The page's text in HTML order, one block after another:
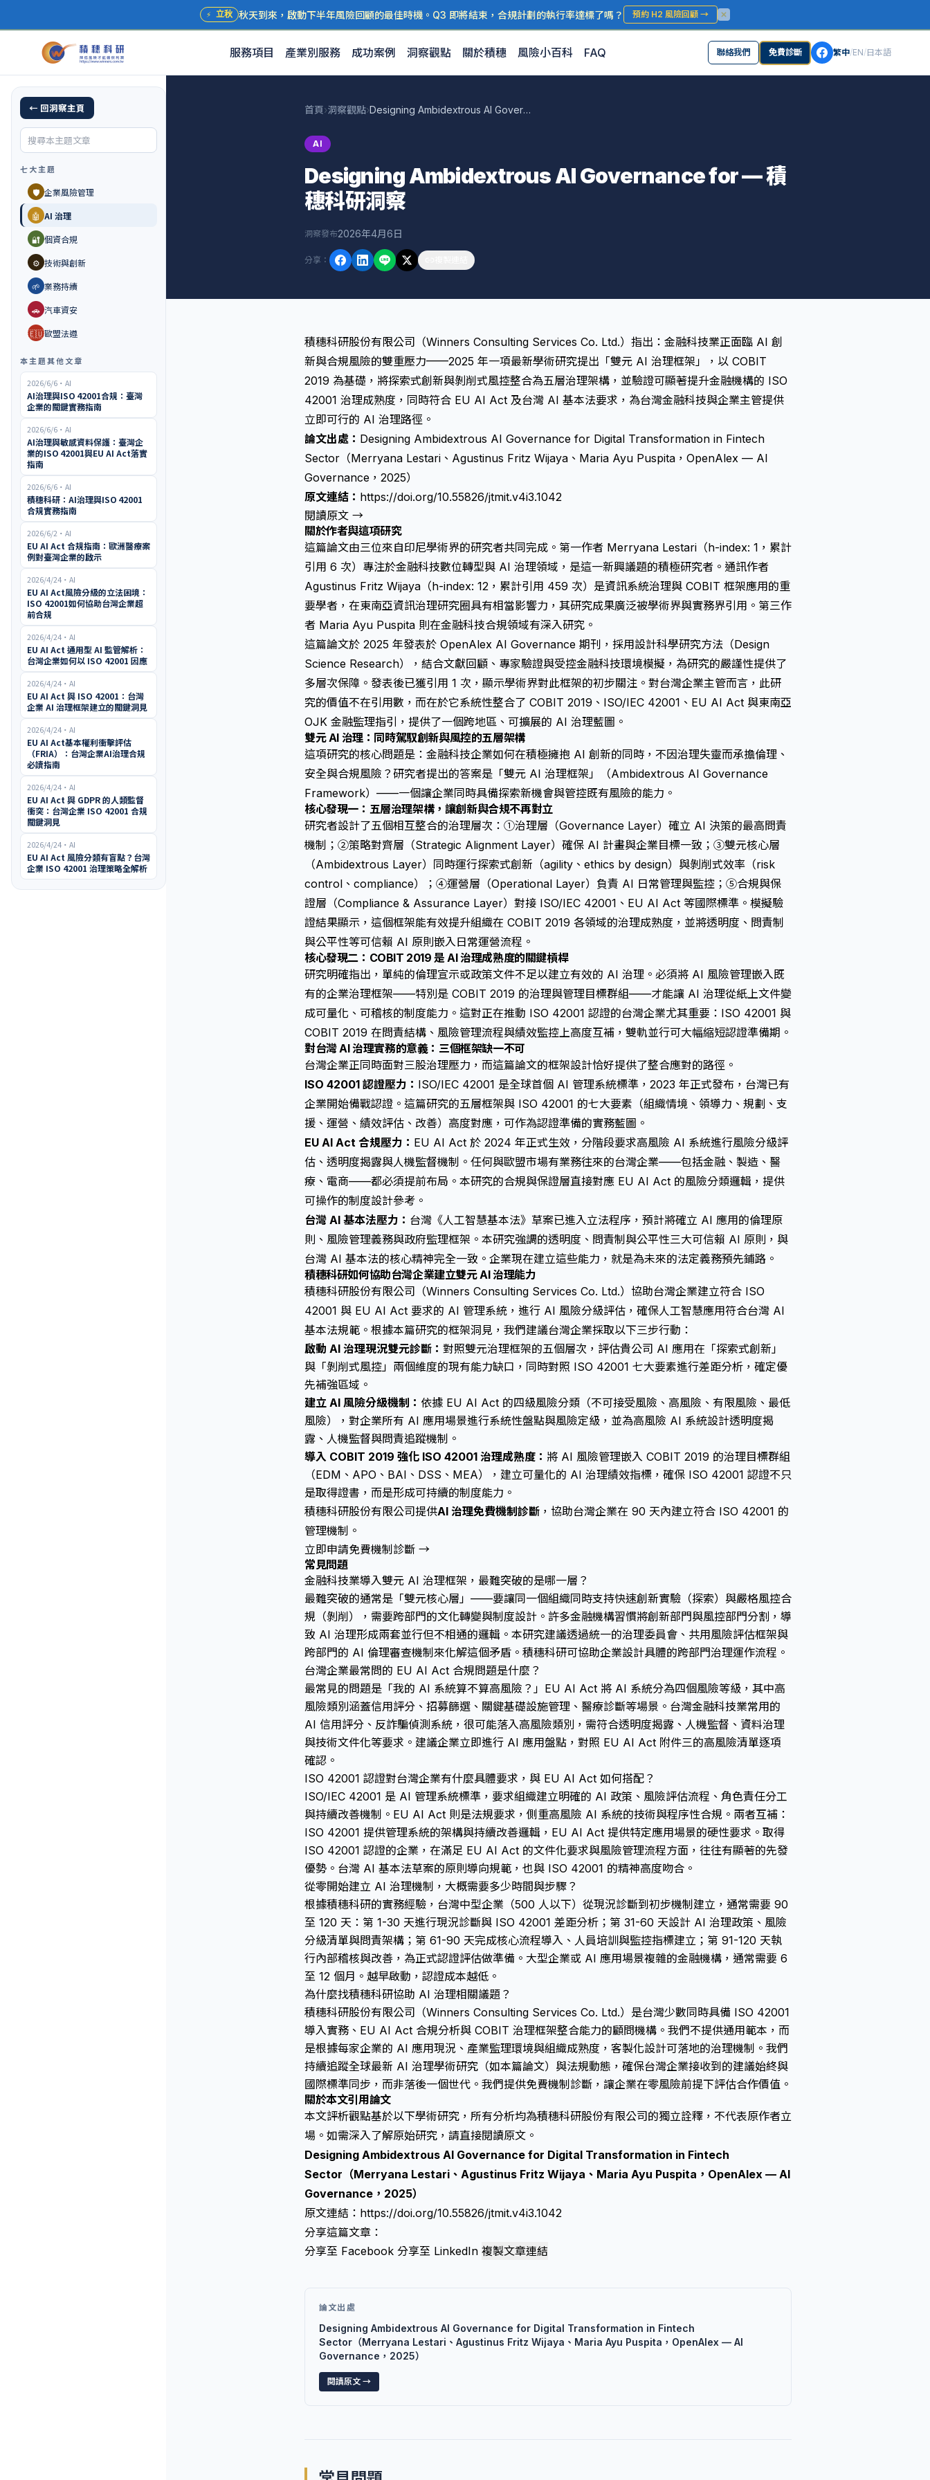
⚡ 立秋 秋天到來，啟動下半年風險回顧的最佳時機。Q3 即將結束，合規計劃的執行率達標了嗎？ 預約 H2 風險回顧 →
服務項目 產業別服務 成功案例 洞察觀點 關於積穗 風險小百科 FAQ 聯絡我們 免費診斷 繁中/EN/日本語
← 回洞察主頁
七大主題
🛡️ 企業風險管理
🤖 AI 治理
🔐 個資合規
⚙️ 技術與創新
🌱 業務持續
🚗 汽車資安
🇪🇺歐盟法遵
本主題其他文章
2026/6/6 ・ AI
AI治理與ISO 42001合規：臺灣
企業的關鍵實務指南
2026/6/6 ・ AI
AI治理與敏感資料保護：臺灣企
業的ISO 42001與EU AI Act落實
指南
2026/6/6 ・ AI
積穗科研：AI治理與ISO 42001
合規實務指南
2026/6/2 ・ AI
EU AI Act 合規指南：歐洲醫療案
例對臺灣企業的啟示
2026/4/24 ・ AI
EU AI Act風險分級的立法困境：
ISO 42001如何協助台灣企業超
前合規
2026/4/24 ・ AI
EU AI Act 通用型 AI 監管解析：
台灣企業如何以 ISO 42001 因應
2026/4/24 ・ AI
EU AI Act 與 ISO 42001：台灣
企業 AI 治理框架建立的關鍵洞見
2026/4/24 ・ AI
EU AI Act基本權利衝擊評估
（FRIA）：台灣企業AI治理合規
必讀指南
2026/4/24 ・ AI
EU AI Act 與 GDPR 的人類監督
衝突：台灣企業 ISO 42001 合規
關鍵洞見
2026/4/24 ・ AI
EU AI Act 風險分類有盲點？台灣
企業 ISO 42001 治理策略全解析
首頁›洞察觀點› Designing Ambidextrous AI Governance for — 積穗科研洞察
AI
Designing Ambidextrous AI Governance for — 積
穗科研洞察
洞察發布2026年4月6日
分享 ：
積穗科研股份有限公司（Winners Consulting Services Co. Ltd.）指出：金融科技業正面臨 AI 創
新與合規風險的雙重壓力——2025 年一項最新學術研究提出「雙元 AI 治理框架」，以 COBIT
2019 為基礎，將探索式創新與剝削式風控整合為五層治理架構，並驗證可顯著提升金融機構的 ISO
42001 治理成熟度，同時符合 EU AI Act 及台灣 AI 基本法要求，為台灣金融科技與企業主管提供
立即可行的 AI 治理路徑。
論文出處： Designing Ambidextrous AI Governance for Digital Transformation in Fintech
Sector（Merryana Lestari、Agustinus Fritz Wijaya、Maria Ayu Puspita，OpenAlex — AI
Governance，2025）
原文連結： https://doi.org/10.55826/jtmit.v4i3.1042
閱讀原文 →
關於作者與這項研究
這篇論文由三位來自印尼學術界的研究者共同完成。第一作者 Merryana Lestari（h-index: 1，累計
引用 6 次）專注於金融科技數位轉型與 AI 治理領域，是這一新興議題的積極研究者。通訊作者
Agustinus Fritz Wijaya（h-index: 12，累計引用 459 次）是資訊系統治理與 COBIT 框架應用的重
要學者，在東南亞資訊治理研究圈具有相當影響力，其研究成果廣泛被學術界與實務界引用。第三作
者 Maria Ayu Puspita 則在金融科技合規領域有深入研究。
這篇論文於 2025 年發表於 OpenAlex AI Governance 期刊，採用設計科學研究方法（Design
Science Research），結合文獻回顧、專家驗證與受控金融科技環境模擬，為研究的嚴謹性提供了
多層次保障。發表後已獲引用 1 次，顯示學術界對此框架的初步關注。對台灣企業主管而言，此研
究的價值不在引用數，而在於它系統性整合了 COBIT 2019、ISO/IEC 42001、EU AI Act 與東南亞
OJK 金融監理指引，提供了一個跨地區、可擴展的 AI 治理藍圖。
雙元 AI 治理：同時駕馭創新與風控的五層架構
這項研究的核心問題是：金融科技企業如何在積極擁抱 AI 創新的同時，不因治理失靈而承擔倫理、
安全與合規風險？研究者提出的答案是「雙元 AI 治理框架」（Ambidextrous AI Governance
Framework）——一個讓企業同時具備探索新機會與管控既有風險的能力。
核心發現一：五層治理架構，讓創新與合規不再對立
研究者設計了五個相互整合的治理層次：①治理層（Governance Layer）確立 AI 決策的最高問責
機制；②策略對齊層（Strategic Alignment Layer）確保 AI 計畫與企業目標一致；③雙元核心層
（Ambidextrous Layer）同時運行探索式創新（agility、ethics by design）與剝削式效率（risk
control、compliance）；④運營層（Operational Layer）負責 AI 日常管理與監控；⑤合規與保
證層（Compliance & Assurance Layer）對接 ISO/IEC 42001、EU AI Act 等國際標準。模擬驗
證結果顯示，這個框架能有效提升組織在 COBIT 2019 各領域的治理成熟度，並將透明度、問責制
與公平性等可信賴 AI 原則嵌入日常運營流程。
核心發現二：COBIT 2019 是 AI 治理成熟度的關鍵槓桿
研究明確指出，單純的倫理宣示或政策文件不足以建立有效的 AI 治理。必須將 AI 風險管理嵌入既
有的企業治理框架——特別是 COBIT 2019 的治理與管理目標群組——才能讓 AI 治理從紙上文件變
成可量化、可稽核的制度能力。這對正在推動 ISO 42001 認證的台灣企業尤其重要：ISO 42001 與
COBIT 2019 在問責結構、風險管理流程與績效監控上高度互補，雙軌並行可大幅縮短認證準備期。
對台灣 AI 治理實務的意義：三個框架缺一不可
台灣企業正同時面對三股治理壓力，而這篇論文的框架設計恰好提供了整合應對的路徑。
ISO 42001 認證壓力： ISO/IEC 42001 是全球首個 AI 管理系統標準，2023 年正式發布，台灣已有
企業開始備戰認證。這篇研究的五層框架與 ISO 42001 的七大要素（組織情境、領導力、規劃、支
援、運營、績效評估、改善）高度對應，可作為認證準備的實務藍圖。
EU AI Act 合規壓力： EU AI Act 於 2024 年正式生效，分階段要求高風險 AI 系統進行風險分級評
估、透明度揭露與人機監督機制。任何與歐盟市場有業務往來的台灣企業——包括金融、製造、醫
療、電商——都必須提前布局。本研究的合規與保證層直接對應 EU AI Act 的風險分類邏輯，提供
可操作的制度設計參考。
台灣 AI 基本法壓力： 台灣《人工智慧基本法》草案已進入立法程序，預計將確立 AI 應用的倫理原
則、風險管理義務與政府監理框架。本研究強調的透明度、問責制與公平性三大可信賴 AI 原則，與
台灣 AI 基本法的核心精神完全一致。企業現在建立這些能力，就是為未來的法定義務預先鋪路。
積穗科研如何協助台灣企業建立雙元 AI 治理能力
積穗科研股份有限公司（Winners Consulting Services Co. Ltd.）協助台灣企業建立符合 ISO
42001 與 EU AI Act 要求的 AI 管理系統，進行 AI 風險分級評估，確保人工智慧應用符合台灣 AI
基本法規範。根據本篇研究的框架洞見，我們建議台灣企業採取以下三步行動：
啟動 AI 治理現況雙元診斷： 對照雙元治理框架的五個層次，評估貴公司 AI 應用在「探索式創新」
與「剝削式風控」兩個維度的現有能力缺口，同時對照 ISO 42001 七大要素進行差距分析，確定優
先補強區域。
建立 AI 風險分級機制： 依據 EU AI Act 的四級風險分類（不可接受風險、高風險、有限風險、最低
風險），對企業所有 AI 應用場景進行系統性盤點與風險定級，並為高風險 AI 系統設計透明度揭
露、人機監督與問責追蹤機制。
導入 COBIT 2019 強化 ISO 42001 治理成熟度： 將 AI 風險管理嵌入 COBIT 2019 的治理目標群組
（EDM、APO、BAI、DSS、MEA），建立可量化的 AI 治理績效指標，確保 ISO 42001 認證不只
是取得證書，而是形成可持續的制度能力。
積穗科研股份有限公司提供AI 治理免費機制診斷 ，協助台灣企業在 90 天內建立符合 ISO 42001 的
管理機制。
立即申請免費機制診斷 →
常見問題
金融科技業導入雙元 AI 治理框架，最難突破的是哪一層？
最難突破的通常是「雙元核心層」——要讓同一個組織同時支持快速創新實驗（探索）與嚴格風控合
規（剝削），需要跨部門的文化轉變與制度設計。許多金融機構習慣將創新部門與風控部門分割，導
致 AI 治理形成兩套並行但不相通的邏輯。本研究建議透過統一的治理委員會、共用風險評估框架與
跨部門的 AI 倫理審查機制來化解這個矛盾。積穗科研可協助企業設計具體的跨部門治理運作流程。
台灣企業最常問的 EU AI Act 合規問題是什麼？
最常見的問題是「我的 AI 系統算不算高風險？」EU AI Act 將 AI 系統分為四個風險等級，其中高
風險類別涵蓋信用評分、招募篩選、關鍵基礎設施管理、醫療診斷等場景。台灣金融科技業常用的
AI 信用評分、反詐騙偵測系統，很可能落入高風險類別，需符合透明度揭露、人機監督、資料治理
與技術文件化等要求。建議企業立即進行 AI 應用盤點，對照 EU AI Act 附件三的高風險清單逐項
確認。
ISO 42001 認證對台灣企業有什麼具體要求，與 EU AI Act 如何搭配？
ISO/IEC 42001 是 AI 管理系統標準，要求組織建立明確的 AI 政策、風險評估流程、角色責任分工
與持續改善機制。EU AI Act 則是法規要求，側重高風險 AI 系統的技術與程序性合規。兩者互補：
ISO 42001 提供管理系統的架構與持續改善邏輯，EU AI Act 提供特定應用場景的硬性要求。取得
ISO 42001 認證的企業，在滿足 EU AI Act 的文件化要求與風險管理流程方面，往往有顯著的先發
優勢。台灣 AI 基本法草案的原則導向規範，也與 ISO 42001 的精神高度吻合。
從零開始建立 AI 治理機制，大概需要多少時間與步驟？
根據積穗科研的實務經驗，台灣中型企業（500 人以下）從現況診斷到初步機制建立，通常需要 90
至 120 天：第 1-30 天進行現況診斷與 ISO 42001 差距分析；第 31-60 天設計 AI 治理政策、風險
分級清單與問責架構；第 61-90 天完成核心流程導入、人員培訓與監控指標建立；第 91-120 天執
行內部稽核與改善，為正式認證評估做準備。大型企業或 AI 應用場景複雜的金融機構，通常需要 6
至 12 個月。越早啟動，認證成本越低。
為什麼找積穗科研協助 AI 治理相關議題？
積穗科研股份有限公司（Winners Consulting Services Co. Ltd.）是台灣少數同時具備 ISO 42001
導入實務、EU AI Act 合規分析與 COBIT 治理框架整合能力的顧問機構。我們不提供通用範本，而
是根據每家企業的 AI 應用現況、產業監理環境與組織成熟度，客製化設計可落地的治理機制。我們
持續追蹤全球最新 AI 治理學術研究（如本篇論文）與法規動態，確保台灣企業接收到的建議始終與
國際標準同步，而非落後一個世代。我們提供免費機制診斷，讓企業在零風險前提下評估合作價值。
關於本文引用論文
本文評析觀點基於以下學術研究，所有分析均為積穗科研股份有限公司的獨立詮釋，不代表原作者立
場。如需深入了解原始研究，請直接閱讀原文。
Designing Ambidextrous AI Governance for Digital Transformation in Fintech
Sector（Merryana Lestari、Agustinus Fritz Wijaya、Maria Ayu Puspita，OpenAlex — AI
Governance，2025）
原文連結： https://doi.org/10.55826/jtmit.v4i3.1042
分享這篇文章：
分享至 Facebook 分享至 LinkedIn 複製文章連結
論文出處
Designing Ambidextrous AI Governance for Digital Transformation in Fintech
Sector（Merryana Lestari、Agustinus Fritz Wijaya、Maria Ayu Puspita，OpenAlex — AI
Governance，2025）
閱讀原文 →